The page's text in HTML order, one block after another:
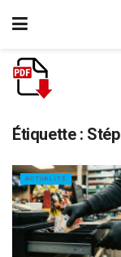
Étiquette :
ACTUALITÉ